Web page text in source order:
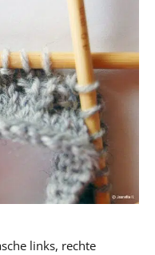
links, rechte